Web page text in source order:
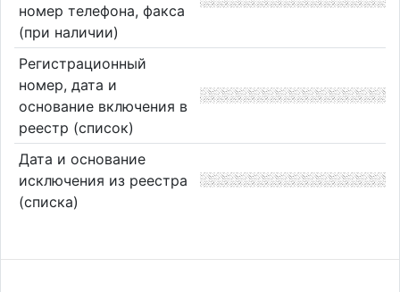
номер телефона, факса
(при наличии)
Регистрационный
номер, дата и
основание включения в
реестр (список)
Дата и основание
исключения из реестра
(списка)